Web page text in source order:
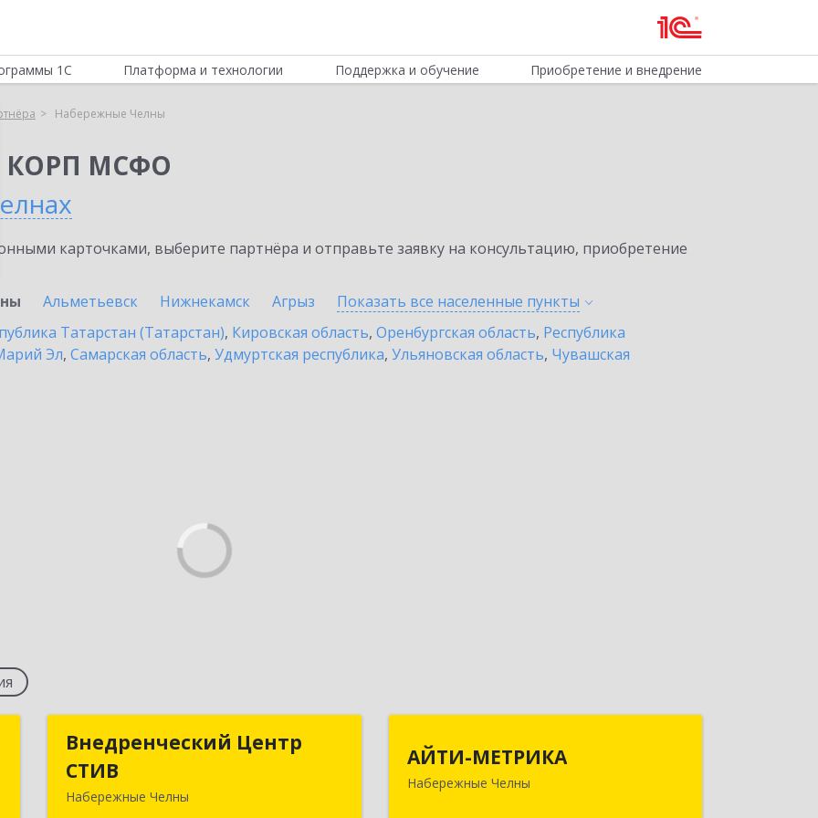
1С Платформа и технологии Поддержка и обучение Приобретение и внедрение
Набережные Челны
КОРП МСФО
карточками, выберите партнёра и отправьте заявку на консультацию, приобретение
Альметьевск Нижнекамск Агрыз Показать все населенные пункты
Татарстан (Татарстан), Кировская область, Оренбургская область, Республика
Эл, Самарская область, Удмуртская республика, Ульяновская область, Чувашская
Внедренческий Центр
СТИВ
Набережные Челны
Внедренческий Центр
АЙТИ-МЕТРИКА
Набережные Челны
423824, Татарстан Респ (Татарстан),